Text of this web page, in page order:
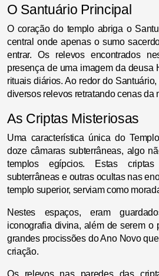
O Santuário Principal
O coração do templo abriga o
central onde apenas o sumo
entrar. Os relevos encontrados
presença de uma imagem da deusa
rituais diários. Ao redor do
diversos relevos retratando cenas da
As Criptas Misteriosas
Uma característica única do
doze câmaras subterrâneas, algo
templos egípcios. Estas criptas
subterrâneas e outras ocultas nas
templo superior, serviam como
Nestes espaços, eram
iconografia divina, além de serem o
grandes procissões do Ano Novo
criação.
Os relevos nas paredes das